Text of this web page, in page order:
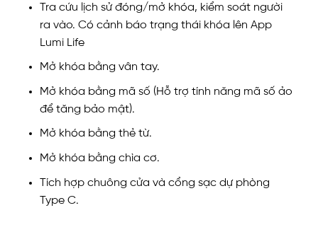
Tra cứu lịch sử đóng/mở khóa, kiểm soát người
ra vào. Có cảnh báo trạng thái khóa lên App
Lumi Life
Mở khóa bằng vân tay.
Mở khóa bằng mã số (Hỗ trợ tính năng mã số ảo
để tăng bảo mật).
Mở khóa bằng thẻ từ.
Mở khóa bằng chìa cơ.
Tích hợp chuông cửa và cổng sạc dự phòng
Type C.